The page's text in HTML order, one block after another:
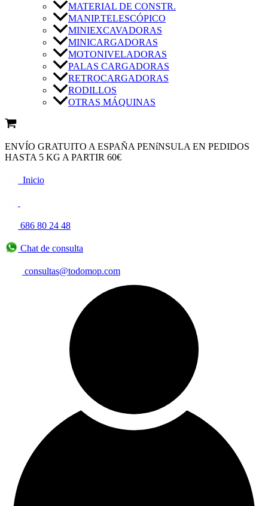
MATERIAL DE CONSTR.
MANIP.TELESCÓPICO
MINIEXCAVADORAS
MINICARGADORAS
MOTONIVELADORAS
PALAS CARGADORAS
RETROCARGADORAS
RODILLOS
OTRAS MÁQUINAS
ENVÍO GRATUITO A ESPAÑA PENíNSULA EN PEDIDOS
HASTA 5 KG A PARTIR 60€
Inicio
686 80 24 48
Chat de consulta
consultas@todomop.com